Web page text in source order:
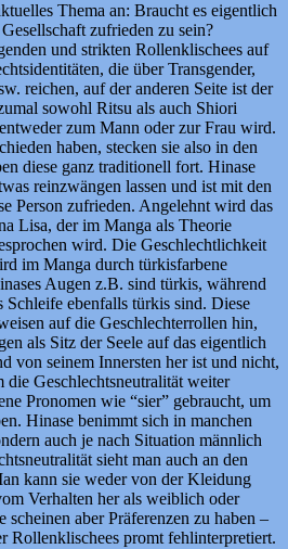
Thema an: Braucht es eigentlich
zufrieden zu sein?
und strikten Rollenklischees auf
die über Transgender,
reichen, auf der anderen Seite ist der
sowohl Ritsu als auch Shiori
zum Mann oder zur Frau wird.
haben, stecken sie also in den
diese ganz traditionell fort. Hinase
reinzwängen lassen und ist mit den
Person zufrieden. Angelehnt wird das
Lisa, der im Manga als Theorie
wird. Die Geschlechtlichkeit
im Manga durch türkisfarbene
Augen z.B. sind türkis, während
ebenfalls türkis sind. Diese
auf die Geschlechterrollen hin,
als Sitz der Seele auf das eigentlich
von seinem Innersten her ist und nicht,
die Geschlechtsneutralität weiter
Pronomen wie “sier” gebraucht, um
Hinase benimmt sich in manchen
auch je nach Situation männlich
sieht man auch an den
kann sie weder von der Kleidung
Verhalten her als weiblich oder
aber Präferenzen zu haben –
Rollenklischees promt fehlinterpretiert.